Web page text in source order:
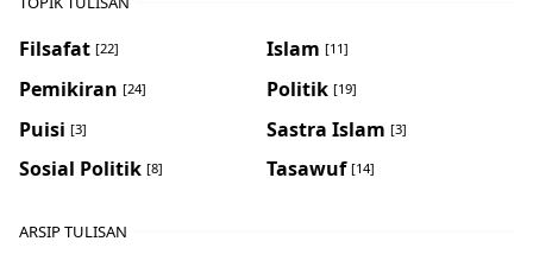
Filsafat [22] Islam [11]
Pemikiran [24] Politik [19]
Puisi [3] Sastra Islam [3]
Sosial Politik [8] Tasawuf [14]
ARSIP TULISAN